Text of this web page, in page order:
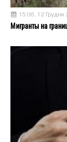
15:06, 12 Грудня
Мигранты на